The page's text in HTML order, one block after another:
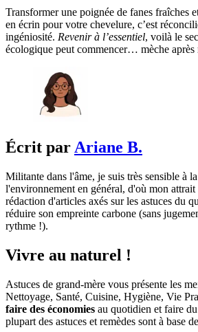
Transformer une poignée de fanes fraîches
en écrin pour votre chevelure, c’est
ingéniosité. Revenir à l’essentiel, voilà le
écologique peut commencer… mèche après
Écrit par Ariane B.
Militante dans l'âme, je suis très sensible à
l'environnement en général, d'où mon
rédaction d'articles axés sur les astuces du
réduire son empreinte carbone (sans
rythme !).
Vivre au naturel !
Astuces de grand-mère vous présente les
Nettoyage, Santé, Cuisine, Hygiène, Vie
faire des économies au quotidien et faire
plupart des astuces et remèdes sont à base de